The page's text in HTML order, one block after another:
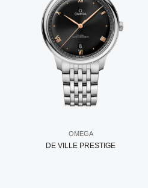
OMEGA
DE VILLE PRESTIGE